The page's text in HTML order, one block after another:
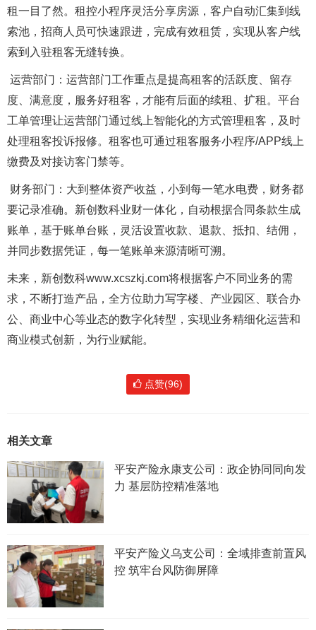
租一目了然。租控小程序灵活分享房源，客户自动汇集到线
索池，招商人员可快速跟进，完成有效租赁，实现从客户线
索到入驻租客无缝转换。
运营部门：运营部门工作重点是提高租客的活跃度、留存
度、满意度，服务好租客，才能有后面的续租、扩租。平台
工单管理让运营部门通过线上智能化的方式管理租客，及时
处理租客投诉报修。租客也可通过租客服务小程序/APP线上
缴费及对接访客门禁等。
财务部门：大到整体资产收益，小到每一笔水电费，财务都
要记录准确。新创数科业财一体化，自动根据合同条款生成
账单，基于账单台账，灵活设置收款、退款、抵扣、结佣，
并同步数据凭证，每一笔账单来源清晰可溯。
未来，新创数科www.xcszkj.com将根据客户不同业务的需
求，不断打造产品，全方位助力写字楼、产业园区、联合办
公、商业中心等业态的数字化转型，实现业务精细化运营和
商业模式创新，为行业赋能。
点赞(96)
相关文章
平安产险永康支公司：政企协同同向发
力 基层防控精准落地
平安产险义乌支公司：全域排查前置风
控 筑牢台风防御屏障